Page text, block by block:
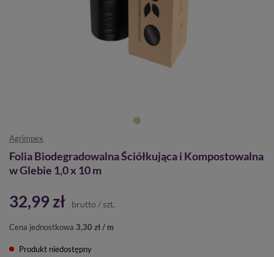
Agrimpex
Folia Biodegradowalna Ściółkująca i Kompostowalna
w Glebie 1,0 x 10 m
32,99 zł brutto / szt.
Cena jednostkowa 3,30 zł / m
Produkt niedostępny